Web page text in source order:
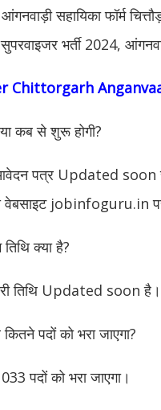
सहायिका फॉर्म
भर्ती 2024,
Chittorgarh
कब से शुरू होगी?
आवेदन पत्र Updated
वेबसाइट
क्या है?
तिथि Updated soon है।
पदों को भरा जाएगा?
पदों को भरा जाएगा।